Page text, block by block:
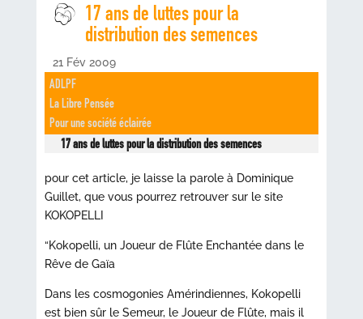
17 ans de luttes pour la
distribution des semences
21 Fév 2009
ADLPF
La Libre Pensée
Pour une société éclairée
17 ans de luttes pour la distribution des semences
pour cet article, je laisse la parole à Dominique
Guillet, que vous pourrez retrouver sur le site
KOKOPELLI
“Kokopelli, un Joueur de Flûte Enchantée dans le
Rêve de Gaïa
Dans les cosmogonies Amérindiennes, Kokopelli
est bien sûr le Semeur, le Joueur de Flûte, mais il